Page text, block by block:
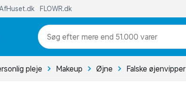
FLOWR.dk
mere end 51.000 varer
pleje Makeup Øjne Falske øjenvipper